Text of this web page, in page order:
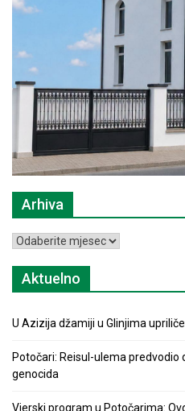
Arhiva
Arhiva
Aktuelno
U Azizija džamiji u Glinjima
Potočari: Reisul-ulema
genocida
Vjerski program u Potočarima: